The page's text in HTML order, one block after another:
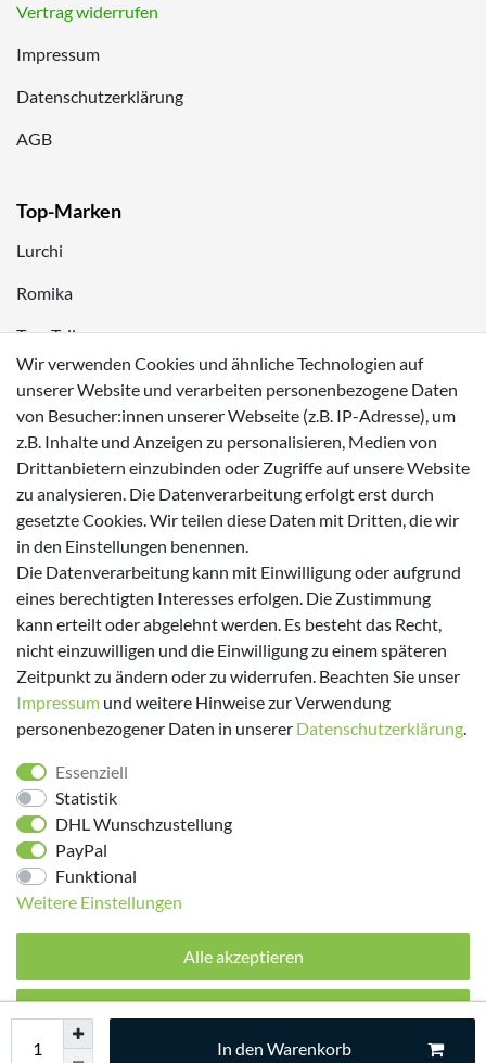
In den Warenkorb
Vertrag widerrufen
Impressum
Datenschutzerklärung
AGB
Top-Marken
Lurchi
Romika
Tom Tailor
Zahlungsmöglichkeiten
Versanddienstleister
Folge uns!
© 2026 made by Supremo | Alle Rechte vorbehalten.
Wir verwenden Cookies und ähnliche Technologien auf
unserer Website und verarbeiten personenbezogene Daten
von Besucher:innen unserer Webseite (z.B. IP-Adresse), um
z.B. Inhalte und Anzeigen zu personalisieren, Medien von
Drittanbietern einzubinden oder Zugriffe auf unsere Website
zu analysieren. Die Datenverarbeitung erfolgt erst durch
gesetzte Cookies. Wir teilen diese Daten mit Dritten, die wir
in den Einstellungen benennen.
Die Datenverarbeitung kann mit Einwilligung oder aufgrund
eines berechtigten Interesses erfolgen. Die Zustimmung
kann erteilt oder abgelehnt werden. Es besteht das Recht,
nicht einzuwilligen und die Einwilligung zu einem späteren
Zeitpunkt zu ändern oder zu widerrufen. Beachten Sie unser
Impressum und weitere Hinweise zur Verwendung
personenbezogener Daten in unserer Daten­schutz­erklärung.
Essenziell
Statistik
DHL Wunschzustellung
PayPal
Funktional
Weitere Einstellungen
Alle akzeptieren